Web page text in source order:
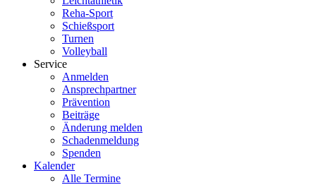
Reha-Sport
Schießsport
Turnen
Volleyball
Service
Anmelden
Ansprechpartner
Prävention
Beiträge
Änderung melden
Schadenmeldung
Spenden
Kalender
Alle Termine